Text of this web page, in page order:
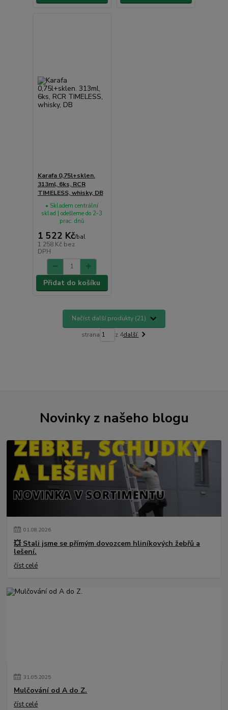
Karafa 0,75l+sklen.
313ml, 6ks, RCR
TIMELESS, whisky, DB
1 522 Kč/bal
1 258 Kč bez
DPH
• Skladem centrální
sklad | odešleme do 2-3
prac. dnů
Přidat do košíku
Načíst další produkty (21)
strana z 4další
Novinky z našeho blogu
01.08.2026
💥 Stali jsme se přímým dovozcem hliníkových žebřů a
lešení.
číst celé
31.05.2025
Mulčování od A do Z.
číst celé